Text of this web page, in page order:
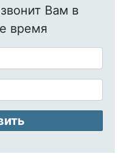
Вам в
время